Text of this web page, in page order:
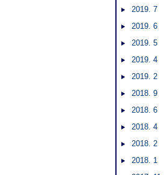
2019. 7
2019. 6
2019. 5
2019. 4
2019. 2
2018. 9
2018. 6
2018. 4
2018. 2
2018. 1